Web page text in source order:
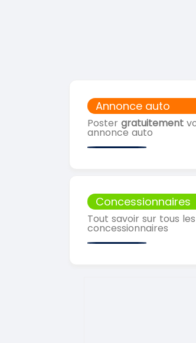
Annonce auto
Poster gratuitement
annonce auto
Concessionnaires
Tout savoir sur tous les
concessionnaires